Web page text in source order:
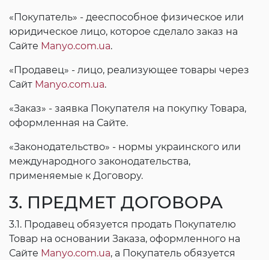
«Покупатель» - дееспособное физическое или
юридическое лицо, которое сделало заказ на
Сайте Manyo.com.ua.
«Продавец» - лицо, реализующее товары через
Сайт Manyo.com.ua.
«Заказ» - заявка Покупателя на покупку Товара,
оформленная на Сайте.
«Законодательство» - нормы украинского или
международного законодательства,
применяемые к Договору.
3. ПРЕДМЕТ ДОГОВОРА
3.1. Продавец обязуется продать Покупателю
Товар на основании Заказа, оформленного на
Сайте Manyo.com.ua, а Покупатель обязуется